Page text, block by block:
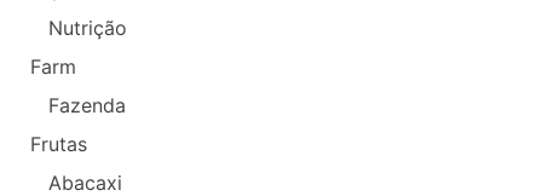
Nutrição
Farm
Fazenda
Frutas
Abacaxi